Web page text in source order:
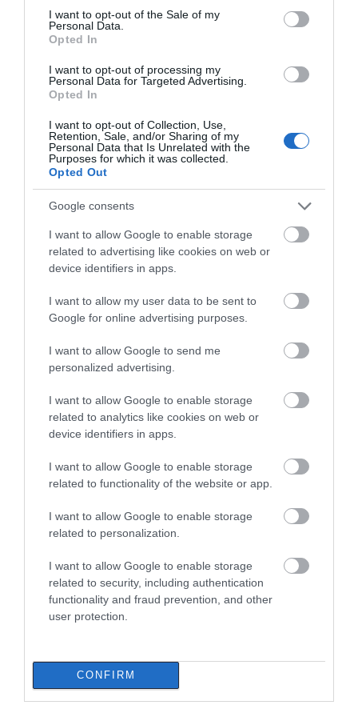
consent section.
I want to opt-out of the Sale of my
Personal Data.
Opted In
I want to opt-out of processing my
Personal Data for Targeted Advertising.
Opted In
I want to opt-out of Collection, Use,
Retention, Sale, and/or Sharing of my
Personal Data that Is Unrelated with the
Purposes for which it was collected.
Opted Out
Google consents
I want to allow Google to enable storage
related to advertising like cookies on web or
device identifiers in apps.
I want to allow my user data to be sent to
Google for online advertising purposes.
I want to allow Google to send me
personalized advertising.
I want to allow Google to enable storage
related to analytics like cookies on web or
device identifiers in apps.
I want to allow Google to enable storage
related to functionality of the website or app.
I want to allow Google to enable storage
related to personalization.
I want to allow Google to enable storage
related to security, including authentication
functionality and fraud prevention, and other
user protection.
CONFIRM
Ο Αλέξης Τσίπρας παρουσιάζει το
οικονομικό πρόγραμμα της ΕΛ.Α.Σ.
στη Θεσσαλονίκη
Κάνεις δεν ξεχνά τι έζησε η
08.08.2026 | 19:00
Σε δημοπρασία η μπάλα των
Αγανάκτηση σε χωριό της
νερό – Σοβαρή καταγγελία
08.08.2026 | 18:20
Αγροτικές ενισχύσεις: Ποιοι θα
λάβουν νωρίτερα τις
08.08.2026 | 18:00
Σε πελάγη ευτυχίας
για τρίτη φορά παππούς!
08.08.2026 | 17:40
Ευρυδίκη Βαλαβάνη: Οι
οικογενειακές διακοπές στην
08.08.2026 | 17:20
«Κόκκινος» συναγερμός στην
Εύβοια: Red Code αύριο Κυριακή –
Ρόδος: Έγραψαν 80χρονη για
κράνος!
ΠΕΡΙΣΣΟΤΕΡΑ ΑΠΟ ΕΙΔΗΣΕΙΣ ΕΥΒΟΙΑ
Φωτιά στην Εύβοια σε
Ρίγη συγκίνησης στην
Εύβοια! Η Ιερά Μονή
Οσίου Δαυΐδ έλαμψε
στη μεγάλη πανήγυρη
Εύβοια: Τέλος στις
παράνομες χωματερές
χωρίς εξαιρέσεις
Εύβοια: Η μαύρη
πυρκαγιάς – Το
χρονικό της τραγωδίας
για το «Στιφάδο της
πέντε χρόνια